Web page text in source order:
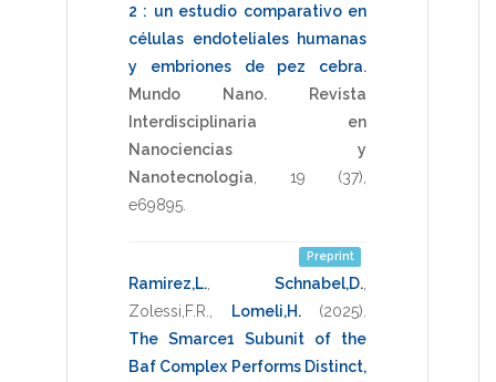
2 : un estudio comparativo en
células endoteliales humanas
y embriones de pez cebra.
Mundo Nano. Revista
Interdisciplinaria en
Nanociencias y
Nanotecnolog¡a
19 (37),
e69895
Preprint
Ramirez,L. Schnabel,D.
Zolessi,F.R.
Lomeli,H. (2025)
The Smarce1 Subunit of the
Baf Complex Performs Distinct,